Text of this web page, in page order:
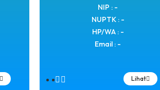
NIP : -
NUPTK : -
HP/WA : -
Email : -
Lihat